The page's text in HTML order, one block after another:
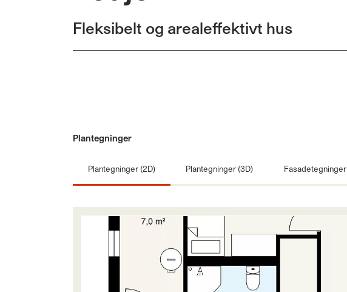
Fleksibelt og arealeffektivt hus
Plantegninger
Plantegninger (2D) Plantegninger (3D) Fasadetegninger